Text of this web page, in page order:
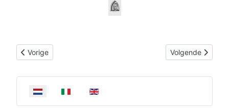
Selecteer de taal
Vorig artikel: Graf te Maarssen - R.K. Begraafplaats
Vorige Volgende artikel:
Volgende